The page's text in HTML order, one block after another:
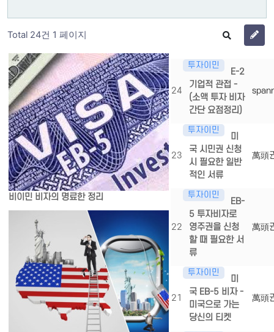
Total 24건 1 페이지
비이민 비자의 명료한 정리
24
투자이민
E-2
기업적 관접 -
(소액 투자 비자
간단 요점정리)
23
투자이민
미
국 시민권 신청
시 필요한 일반
적인 서류
萬頭
22
투자이민
EB-
5 투자비자로
영주권을 신청
할 때 필요한 서
류
萬頭
21
투자이민
미
국 EB-5 비자 -
미국으로 가는
당신의 티켓
萬頭